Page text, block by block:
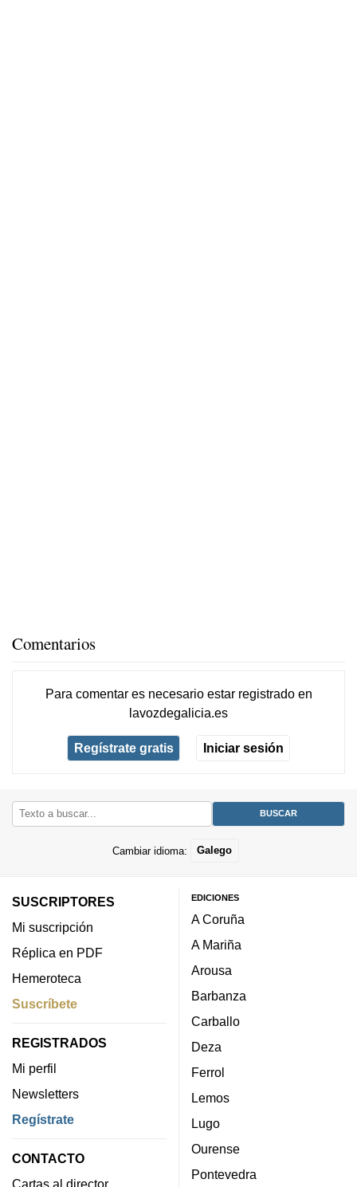
Comentarios
Para comentar es necesario estar registradoen
lavozdegalicia.es
Regístrate gratis Iniciar sesión
Cambiar idioma: Galego
SUSCRIPTORES
Mi suscripción
Réplica en PDF
Hemeroteca
Suscríbete
REGISTRADOS
Mi perfil
Newsletters
Regístrate
CONTACTO
Cartas al director
EDICIONES
A Coruña
A Mariña
Arousa
Barbanza
Carballo
Deza
Ferrol
Lemos
Lugo
Ourense
Pontevedra